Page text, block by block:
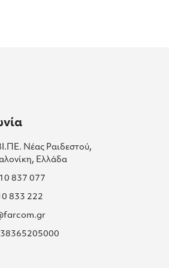
Νέας Ραιδεστού,
Ελλάδα
837 077
833 222